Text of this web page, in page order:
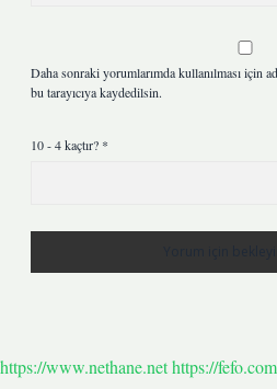
Daha sonraki yorumlarımda kullanılması için
bu tarayıcıya kaydedilsin.
10 - 4 kaçtır? *
https://www.nethane.nethttps://